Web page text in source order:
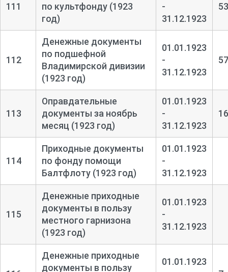
111
по культфонду (1923
год)
-
31.12.1923
53
112
Денежные документы
по подшефной
Владимирской дивизии
(1923 год)
01.01.1923
-
31.12.1923
57
113
Оправдательные
документы за ноябрь
месяц (1923 год)
01.01.1923
-
31.12.1923
114
Приходные документы
по фонду помощи
Балтфлоту (1923 год)
01.01.1923
-
31.12.1923
115
Денежные приходные
документы в пользу
местного гарнизона
(1923 год)
01.01.1923
-
31.12.1923
Денежные приходные
документы в пользу
01.01.1923